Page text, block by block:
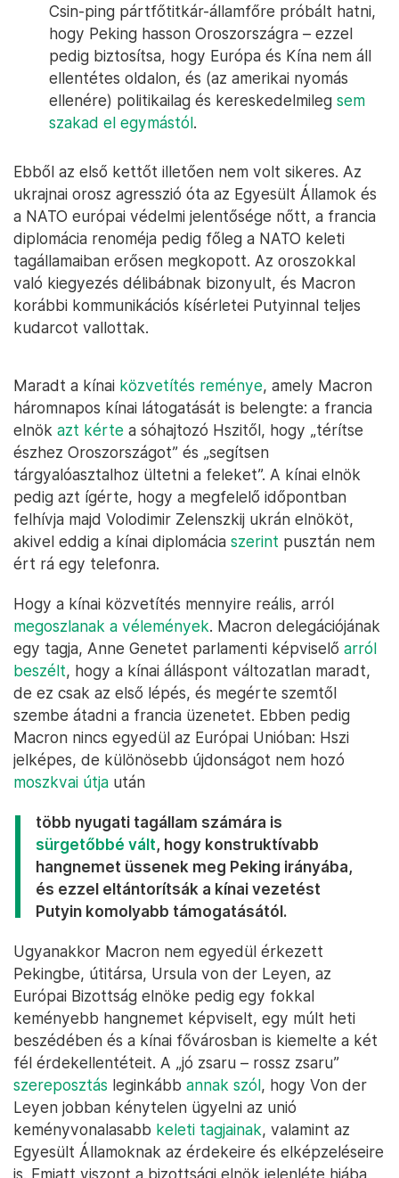
Csin-ping pártfőtitkár-államfőre próbált hatni,
hogy Peking hasson Oroszországra – ezzel
pedig biztosítsa, hogy Európa és Kína nem áll
ellentétes oldalon, és (az amerikai nyomás
ellenére) politikailag és kereskedelmileg sem
szakad el egymástól.
Ebből az első kettőt illetően nem volt sikeres. Az
ukrajnai orosz agresszió óta az Egyesült Államok és
a NATO európai védelmi jelentősége nőtt, a francia
diplomácia renoméja pedig főleg a NATO keleti
tagállamaiban erősen megkopott. Az oroszokkal
való kiegyezés délibábnak bizonyult, és Macron
korábbi kommunikációs kísérletei Putyinnal teljes
kudarcot vallottak.
Maradt a kínai közvetítés reménye, amely Macron
háromnapos kínai látogatását is belengte: a francia
elnök azt kérte a sóhajtozó Hszitől, hogy „térítse
észhez Oroszországot” és „segítsen
tárgyalóasztalhoz ültetni a feleket”. A kínai elnök
pedig azt ígérte, hogy a megfelelő időpontban
felhívja majd Volodimir Zelenszkij ukrán elnököt,
akivel eddig a kínai diplomácia szerint pusztán nem
ért rá egy telefonra.
Hogy a kínai közvetítés mennyire reális, arról
megoszlanak a vélemények. Macron delegációjának
egy tagja, Anne Genetet parlamenti képviselő arról
beszélt, hogy a kínai álláspont változatlan maradt,
de ez csak az első lépés, és megérte szemtől
szembe átadni a francia üzenetet. Ebben pedig
Macron nincs egyedül az Európai Unióban: Hszi
jelképes, de különösebb újdonságot nem hozó
moszkvai útja után
több nyugati tagállam számára is
sürgetőbbé vált, hogy konstruktívabb
hangnemet üssenek meg Peking irányába,
és ezzel eltántorítsák a kínai vezetést
Putyin komolyabb támogatásától.
Ugyanakkor Macron nem egyedül érkezett
Pekingbe, útitársa, Ursula von der Leyen, az
Európai Bizottság elnöke pedig egy fokkal
keményebb hangnemet képviselt, egy múlt heti
beszédében és a kínai fővárosban is kiemelte a két
fél érdekellentéteit. A „jó zsaru – rossz zsaru”
szereposztás leginkább annak szól, hogy Von der
Leyen jobban kénytelen ügyelni az unió
keményvonalasabb keleti tagjainak, valamint az
Egyesült Államoknak az érdekeire és elképzeléseire
is. Emiatt viszont a bizottsági elnök jelenléte hiába